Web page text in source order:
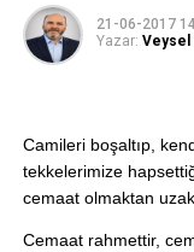
21-06-2017
Yazar: Veysel
Camileri boşaltıp,
tekkelerimize
cemaat olmaktan
Cemaat rahmettir,